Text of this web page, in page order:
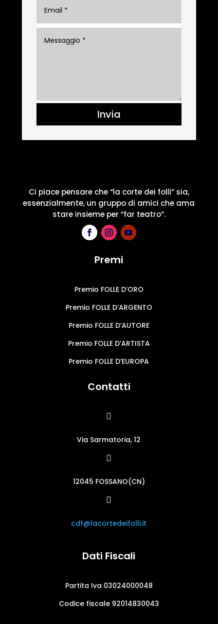
Invia
Ci piace pensare che “la corte dei folli” sia,
essenzialmente, un gruppo di amici che ama
stare insieme per “far teatro”.
Premi
Premio FOLLE D’ORO
Premio FOLLE D’ARGENTO
Premio FOLLE D’AUTORE
Premio FOLLE D’ARTISTA
Premio FOLLE D’EUROPA
Contatti

Via Sarmatoria, 12

12045 FOSSANO(CN)

cdf@lacortedeifolli.it
Dati Fiscali
Partita Iva 03024000048
Codice fiscale 92014830043